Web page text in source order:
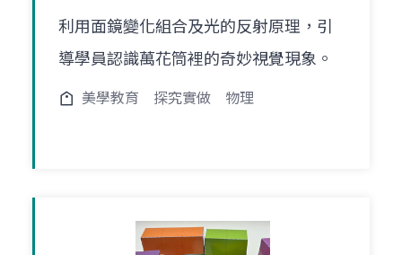
利用面鏡變化組合及光的反射原理，引
導學員認識萬花筒裡的奇妙視覺現象。
美學教育 探究實做 物理